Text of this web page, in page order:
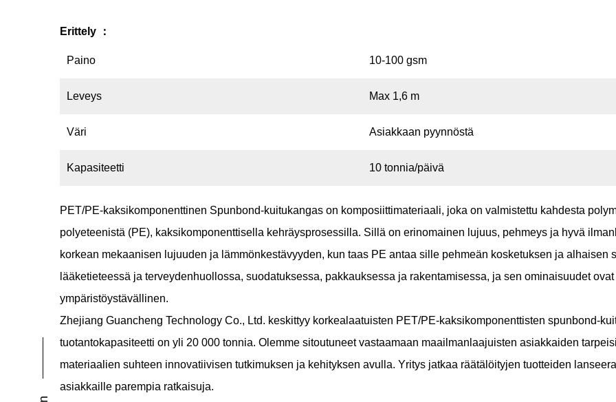
Erittely ：
Paino 10-100 gsm
Leveys Max 1,6 m
Väri Asiakkaan pyynnöstä
Kapasiteetti 10 tonnia/päivä
PET/PE-kaksikomponenttinen Spunbond-kuitukangas on komposiittimateriaali, joka on valmistettu kahdesta
polyeteenistä (PE), kaksikomponenttisella kehräysprosessilla. Sillä on erinomainen lujuus, pehmeys ja hyvä
korkean mekaanisen lujuuden ja lämmönkestävyyden, kun taas PE antaa sille pehmeän kosketuksen ja
lääketieteessä ja terveydenhuollossa, suodatuksessa, pakkauksessa ja rakentamisessa, ja sen ominaisuudet
ympäristöystävällinen.
Zhejiang Guancheng Technology Co., Ltd. keskittyy korkealaatuisten PET/PE-kaksikomponenttisten spunbond-
tuotantokapasiteetti on yli 20 000 tonnia. Olemme sitoutuneet vastaamaan maailmanlaajuisten asiakkaiden
materiaalien suhteen innovatiivisen tutkimuksen ja kehityksen avulla. Yritys jatkaa räätälöityjen tuotteiden
asiakkaille parempia ratkaisuja.